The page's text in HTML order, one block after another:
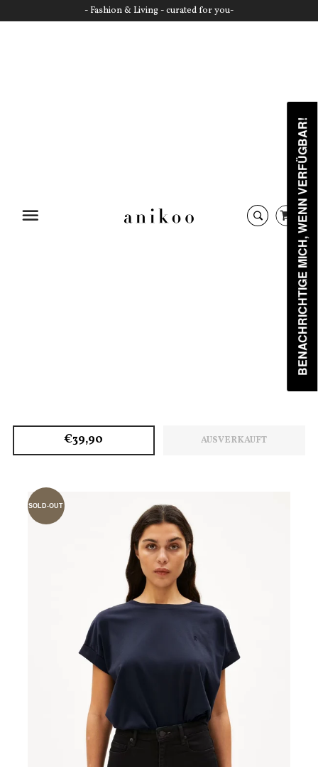
- Fashion & Living - curated for you-
€39,90 AUSVERKAUFT
SOLD-OUT
BENACHRICHTIGE MICH, WENN VERFÜGBAR!